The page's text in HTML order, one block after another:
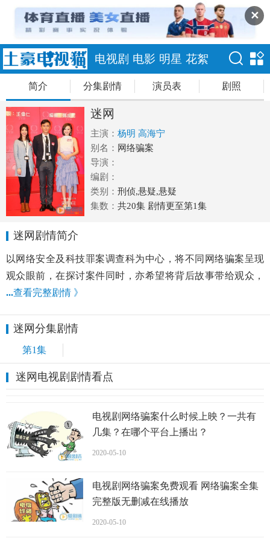
✕
电视剧 电影 明星 花絮
简介 分集剧情 演员表 剧照
迷网
主演： 杨明 高海宁
别名： 网络骗案
导演：
编剧：
类别： 刑侦,悬疑,悬疑
集数： 共20集 剧情更至第1集
迷网剧情简介
以网络安全及科技罪案调查科为中心，将不同网络骗案呈现
观众眼前，在探讨案件同时，亦希望将背后故事带给观众，
...查看完整剧情 》
迷网分集剧情
第1集
迷网电视剧剧情看点
电视剧网络骗案什么时候上映？一共有
几集？在哪个平台上播出？
2020-05-10
电视剧网络骗案免费观看 网络骗案全集
完整版无删减在线播放
2020-05-10